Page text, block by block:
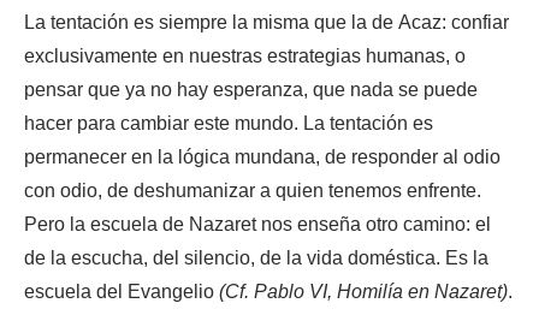
La tentación es siempre la misma que la de Acaz: confiar
exclusivamente en nuestras estrategias humanas, o
pensar que ya no hay esperanza, que nada se puede
hacer para cambiar este mundo. La tentación es
permanecer en la lógica mundana, de responder al odio
con odio, de deshumanizar a quien tenemos enfrente.
Pero la escuela de Nazaret nos enseña otro camino: el
de la escucha, del silencio, de la vida doméstica. Es la
escuela del Evangelio(Cf. Pablo VI, Homilía en Nazaret).